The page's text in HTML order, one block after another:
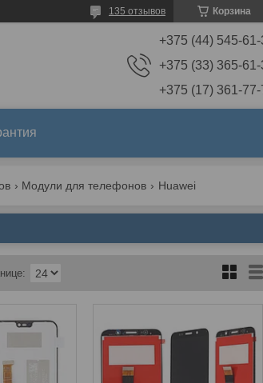
Корзина
135 отзывов
+375 (44) 545-61-
+375 (33) 365-61-
+375 (17) 361-77-
Модули для телефонов Huawei